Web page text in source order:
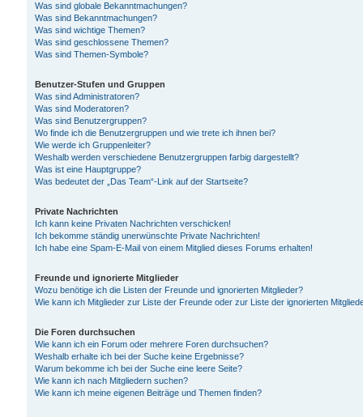
Was sind globale Bekanntmachungen?
Was sind Bekanntmachungen?
Was sind wichtige Themen?
Was sind geschlossene Themen?
Was sind Themen-Symbole?
Benutzer-Stufen und Gruppen
Was sind Administratoren?
Was sind Moderatoren?
Was sind Benutzergruppen?
Wo finde ich die Benutzergruppen und wie trete ich ihnen bei?
Wie werde ich Gruppenleiter?
Weshalb werden verschiedene Benutzergruppen farbig dargestellt?
Was ist eine Hauptgruppe?
Was bedeutet der „Das Team“-Link auf der Startseite?
Private Nachrichten
Ich kann keine Privaten Nachrichten verschicken!
Ich bekomme ständig unerwünschte Private Nachrichten!
Ich habe eine Spam-E-Mail von einem Mitglied dieses Forums erhalten!
Freunde und ignorierte Mitglieder
Wozu benötige ich die Listen der Freunde und ignorierten Mitglieder?
Wie kann ich Mitglieder zur Liste der Freunde oder zur Liste der ignorierten
Die Foren durchsuchen
Wie kann ich ein Forum oder mehrere Foren durchsuchen?
Weshalb erhalte ich bei der Suche keine Ergebnisse?
Warum bekomme ich bei der Suche eine leere Seite?
Wie kann ich nach Mitgliedern suchen?
Wie kann ich meine eigenen Beiträge und Themen finden?